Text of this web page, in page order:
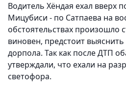
Водитель Хёндая ехал вверх
Мицубиси - по Сатпаева на
обстоятельствах произошло
виновен, предстоит
дорпола. Так как после ДТП
утверждали, что ехали на
светофора.